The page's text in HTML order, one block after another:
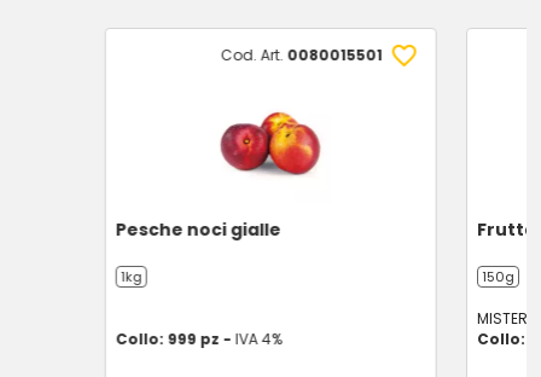
Cod. Art. 0080015501
Pesche noci gialle
1kg
Collo: 999 pz - IVA 4%
Frutta
150g
MISTER
Collo: